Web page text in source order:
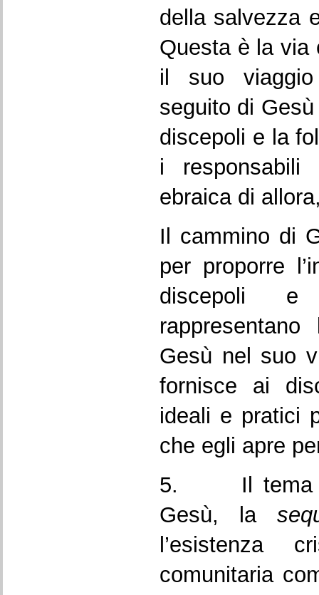
della salvezza
Questa è la via
il suo
seguito di
discepoli e la
i
ebraica di
Il cammino di
per proporre
discepoli
Gesù nel suo
fornisce ai
ideali e pratici
che egli apre
5. Il tema
Gesù, la
l’esistenza
comunitaria